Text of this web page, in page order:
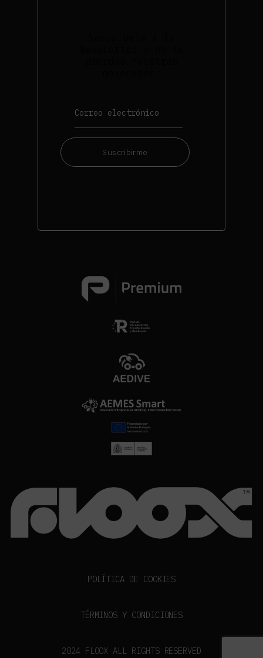
Suscribirme
POLÍTICA DE COOKIES
TÉRMINOS Y CONDICIONES
2024 FLOOX ALL RIGHTS RESERVED